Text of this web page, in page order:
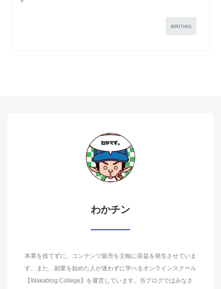
WRITING
わかチン
本業を捨てずに、コンテンツ販売を主軸に収益を発生させていま
す。また、副業を始めた人が迷わずに学べるオンラインスクール
【Wakablog College】を運営しています。当ブログではみなさ